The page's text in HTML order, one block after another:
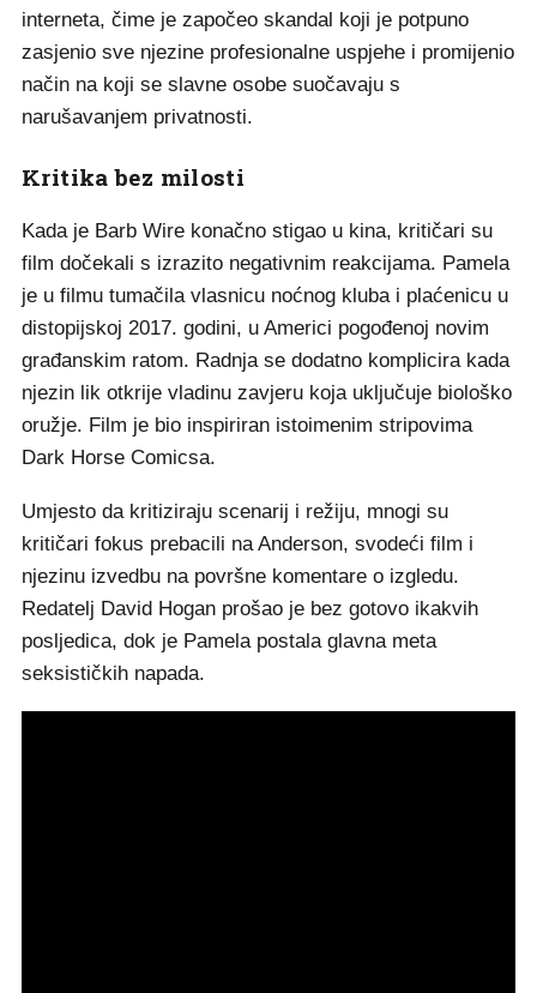
interneta, čime je započeo skandal koji je potpuno
zasjenio sve njezine profesionalne uspjehe i promijenio
način na koji se slavne osobe suočavaju s
narušavanjem privatnosti.
Kritika bez milosti
Kada je Barb Wire konačno stigao u kina, kritičari su
film dočekali s izrazito negativnim reakcijama. Pamela
je u filmu tumačila vlasnicu noćnog kluba i plaćenicu u
distopijskoj 2017. godini, u Americi pogođenoj novim
građanskim ratom. Radnja se dodatno komplicira kada
njezin lik otkrije vladinu zavjeru koja uključuje biološko
oružje. Film je bio inspiriran istoimenim stripovima
Dark Horse Comicsa.
Umjesto da kritiziraju scenarij i režiju, mnogi su
kritičari fokus prebacili na Anderson, svodeći film i
njezinu izvedbu na površne komentare o izgledu.
Redatelj David Hogan prošao je bez gotovo ikakvih
posljedica, dok je Pamela postala glavna meta
seksističkih napada.